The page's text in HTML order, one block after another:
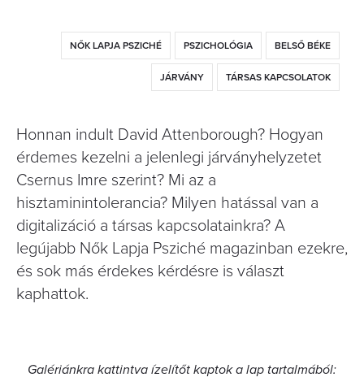
NŐK LAPJA PSZICHÉ PSZICHOLÓGIA BELSŐ BÉKE
JÁRVÁNY TÁRSAS KAPCSOLATOK
Honnan indult David Attenborough? Hogyan
érdemes kezelni a jelenlegi járványhelyzetet
Csernus Imre szerint? Mi az a
hisztaminintolerancia? Milyen hatással van a
digitalizáció a társas kapcsolatainkra? A
legújabb Nők Lapja Psziché magazinban ezekre,
és sok más érdekes kérdésre is választ
kaphattok.
Galériánkra kattintva ízelítőt kaptok a lap tartalmából: